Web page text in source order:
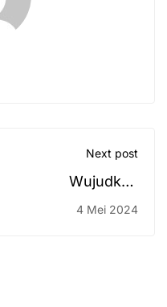
Next post
Wujudkan
Kurikulum Merdeka
4 Mei 2024